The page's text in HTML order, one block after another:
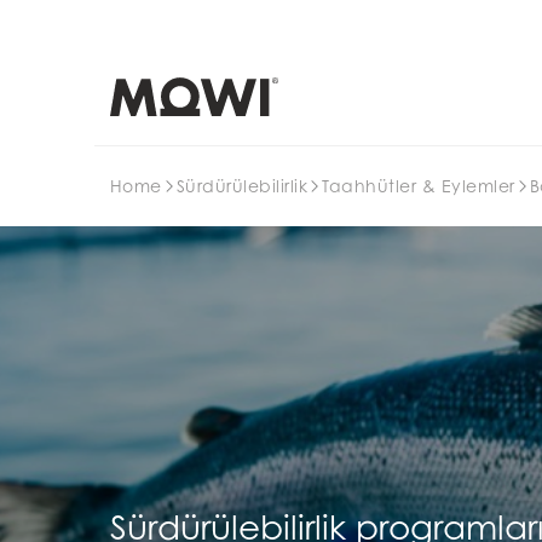
Home Sürdürülebilirlik Taahhütler & Eylemler
Sürdürülebilirlik